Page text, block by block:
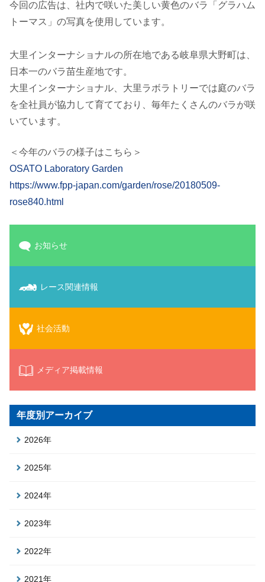
今回の広告は、社内で咲いた美しい黄色のバラ「グラハム
トーマス」の写真を使用しています。
大里インターナショナルの所在地である岐阜県大野町は、
日本一のバラ苗生産地です。
大里インターナショナル、大里ラボラトリーでは庭のバラ
を全社員が協力して育てており、毎年たくさんのバラが咲
いています。
＜今年のバラの様子はこちら＞
OSATO Laboratory Garden
https://www.fpp-japan.com/garden/rose/20180509-
rose840.html
お知らせ
レース関連情報
社会活動
メディア掲載情報
年度別アーカイブ
2026年
2025年
2024年
2023年
2022年
2021年